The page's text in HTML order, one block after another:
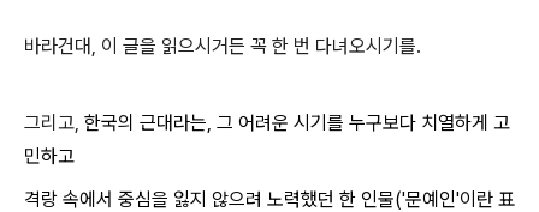
바라건대, 이 글을 읽으시거든 꼭 한 번 다녀오시기를.
그리고, 한국의 근대라는, 그 어려운 시기를 누구보다 치열하게 고
민하고
격랑 속에서 중심을 잃지 않으려 노력했던 한 인물('문예인'이란 표